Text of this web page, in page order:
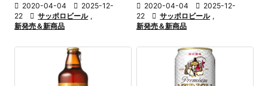
 2020-04-04  2025-12-
22
 サッポロビール ,
新発売＆新商品
 2020-04-04  2025-12-
22
 サッポロビール ,
新発売＆新商品